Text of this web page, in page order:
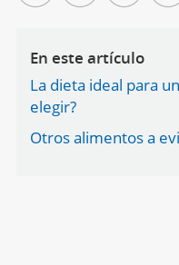
En este artículo
La dieta ideal para
elegir?
Otros alimentos a